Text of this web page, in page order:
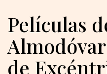
Películas
de